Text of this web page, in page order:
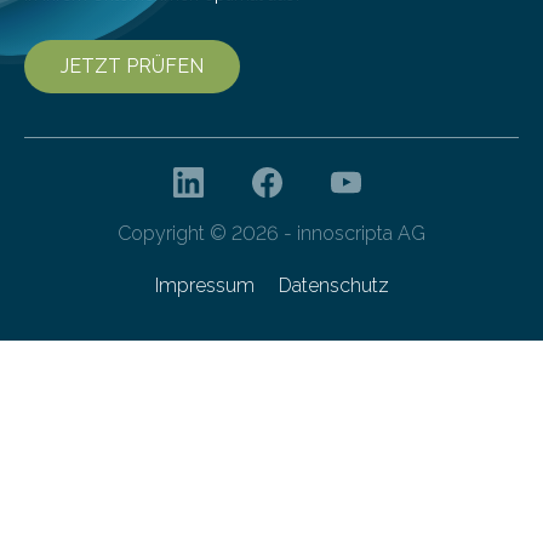
JETZT PRÜFEN
Copyright © 2026 - innoscripta AG
Impressum Datenschutz